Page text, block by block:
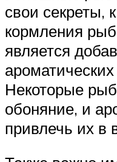
свои секреты,
кормления
является
Некоторые
обоняние, и
привлечь их в